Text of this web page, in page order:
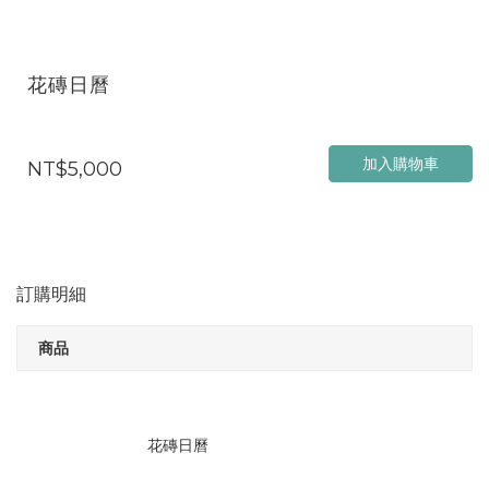
花磚日曆
NT$5,000 加入購物車
訂購明細
商品
花磚日曆